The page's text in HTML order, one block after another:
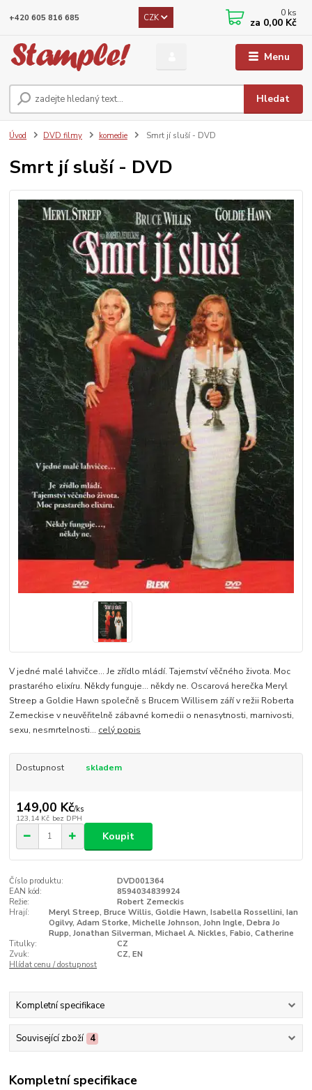
Menu
CZK
Hledat
+420 605 816 685 0 ks
za 0,00 Kč
Úvod DVD filmy komedie Smrt jí sluší - DVD
Smrt jí sluší - DVD
V jedné malé lahvičce... Je zřídlo mládí. Tajemství věčného života. Moc
prastarého elixíru. Někdy funguje... někdy ne. Oscarová herečka Meryl
Streep a Goldie Hawn společně s Brucem Willisem září v režii Roberta
Zemeckise v neuvěřitelně zábavné komedii o nenasytnosti, marnivosti,
sexu, nesmrtelnosti... celý popis
Dostupnost skladem
149,00 Kč/ks
123,14 Kč bez DPH
Koupit
Číslo produktu:
DVD001364
EAN kód:
8594034839924
Režie:
Robert Zemeckis
Hrají:
Meryl Streep, Bruce Willis, Goldie Hawn, Isabella Rossellini, Ian
Ogilvy, Adam Storke, Michelle Johnson, John Ingle, Debra Jo
Rupp, Jonathan Silverman, Michael A. Nickles, Fabio, Catherine
Titulky:
CZ
Zvuk:
CZ, EN
Hlídat cenu / dostupnost
Kompletní specifikace
Související zboží 4
Kompletní specifikace